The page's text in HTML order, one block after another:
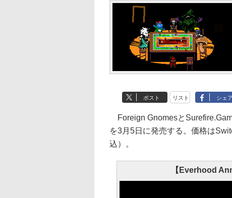
ポスト リスト シェア
Foreign Gnomesと
を3月5日に発売する。価格は
込）。
【Everhood